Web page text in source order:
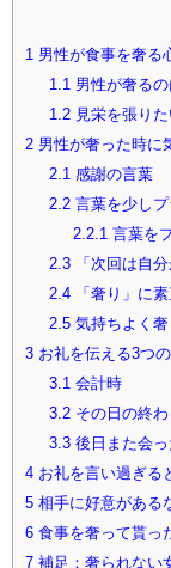
1 男性が食事を奢る
1.1男性が奢るの
1.2見栄を張りた
2 男性が奢った時に
2.1感謝の言葉
2.2言葉を少しプ
2.2.1言葉を
2.3「次回は自分
2.4「奢り」に素
2.5気持ちよく奢
3 お礼を伝える3つ
3.1会計時
3.2その日の終わ
3.3後日また会っ
4 お礼を言い過ぎる
5 相手に好意がある
6 食事を奢って貰っ
7 補足：奢られない